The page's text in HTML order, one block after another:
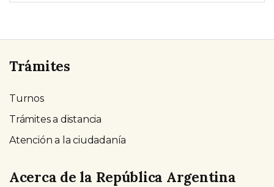
Trámites
Turnos
Trámites a distancia
Atención a la ciudadanía
Acerca de la República Argentina